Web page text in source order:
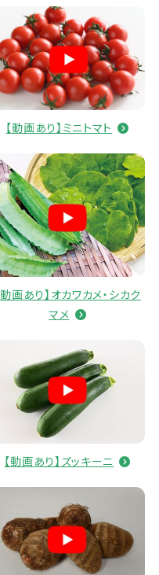
【動画あり】ミニトマト
動画あり】オカワカメ・シカク
マメ
【動画あり】ズッキーニ